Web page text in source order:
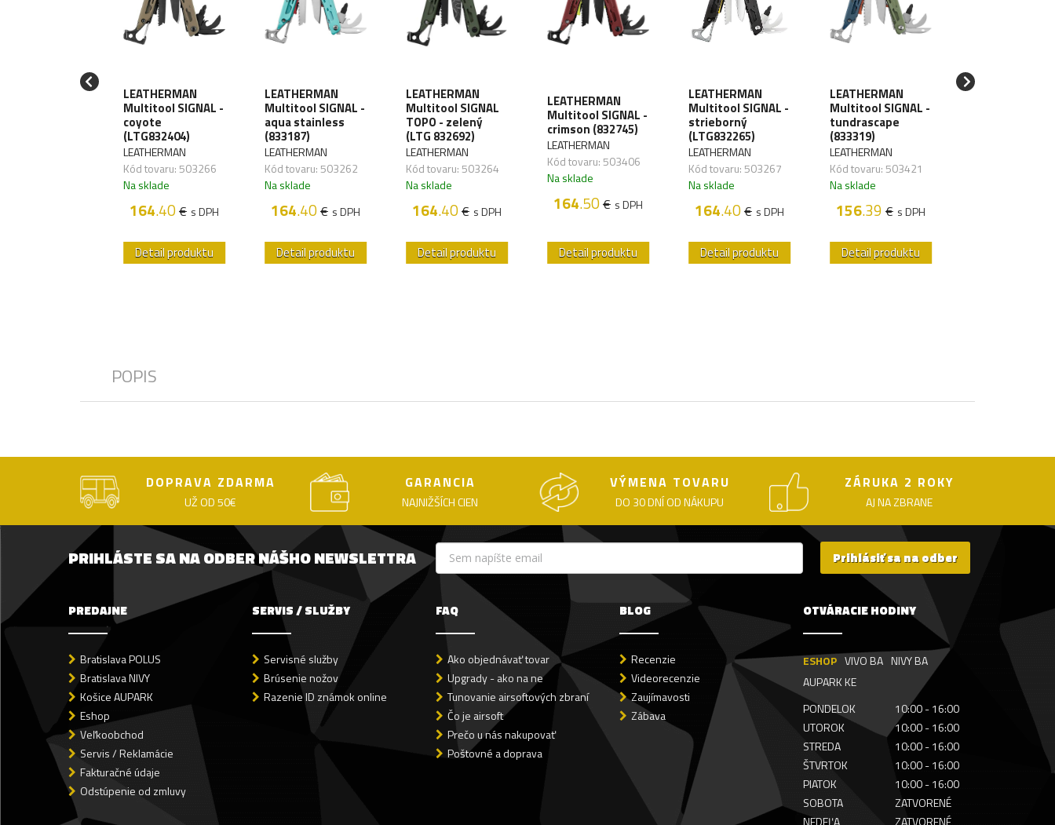
LEATHERMAN
Multitool SIGNAL -
coyote
(LTG832404)
LEATHERMAN
Kód tovaru: 503266
Na sklade
164.40€ s DPH
Detail produktu
LEATHERMAN
Multitool SIGNAL -
aqua stainless
(833187)
LEATHERMAN
Kód tovaru: 503262
Na sklade
164.40€ s DPH
Detail produktu
LEATHERMAN
Multitool SIGNAL
TOPO - zelený
(LTG 832692)
LEATHERMAN
Kód tovaru: 503264
Na sklade
164.40€ s DPH
Detail produktu
LEATHERMAN
Multitool SIGNAL -
crimson (832745)
LEATHERMAN
Kód tovaru: 503406
Na sklade
164.50€ s DPH
Detail produktu
LEATHERMAN
Multitool SIGNAL -
strieborný
(LTG832265)
LEATHERMAN
Kód tovaru: 503267
Na sklade
164.40€ s DPH
Detail produktu
LEATHERMAN
Multitool SIGNAL -
tundrascape
(833319)
LEATHERMAN
Kód tovaru: 503421
Na sklade
156.39 € s DPH
Detail produktu
LEATHERMAN
POPIS
DOPRAVA ZDARMA
UŽ OD 50€
GARANCIA
NAJNIŽŠÍCH CIEN
VÝMENA TOVARU
DO 30 DNÍ OD NÁKUPU
ZÁRUKA 2 ROKY
AJ NA ZBRANE
PRIHLÁSTE SA NA ODBER NÁŠHO NEWSLETTRA Prihlásiť sa na odber
PREDAJNE
Bratislava POLUS
Bratislava NIVY
Košice AUPARK
Eshop
Veľkoobchod
Servis / Reklamácie
Fakturačné údaje
Odstúpenie od zmluvy
SERVIS / SLUŽBY
Servisné služby
Brúsenie nožov
Razenie ID známok online
FAQ
Ako objednávať tovar
Upgrady - ako na ne
Tunovanie airsoftových zbraní
Čo je airsoft
Prečo u nás nakupovať
Poštovné a doprava
BLOG
Recenzie
Videorecenzie
Zaujímavosti
Zábava
OTVÁRACIE HODINY
ESHOP VIVO BA NIVY BA
AUPARK KE
PONDELOK
10:00 - 16:00
UTOROK
10:00 - 16:00
STREDA
10:00 - 16:00
ŠTVRTOK
10:00 - 16:00
PIATOK
10:00 - 16:00
SOBOTA
ZATVORENÉ
NEDEĽA
ZATVORENÉ